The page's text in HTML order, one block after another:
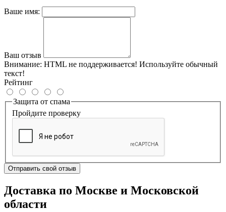
Ваше имя:
Ваш отзыв
Внимание: HTML не поддерживается! Используйте обычный
текст!
Рейтинг
Защита от спама
Пройдите проверку
Отправить свой отзыв
Доставка по Москве и Московской
области